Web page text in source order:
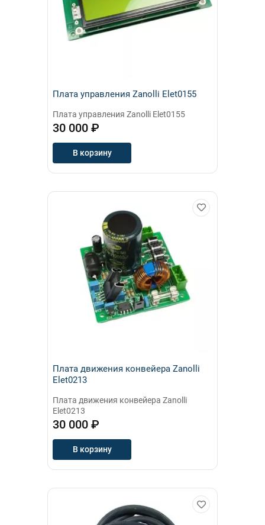
Плата управления Zanolli Elet0155
Плата управления Zanolli Elet0155
30 000 ₽
В корзину
Плата движения конвейера Zanolli
Elet0213
Плата движения конвейера Zanolli
Elet0213
30 000 ₽
В корзину